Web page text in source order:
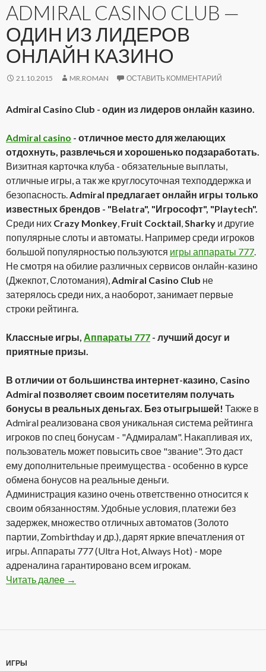
ADMIRAL CASINO CLUB —
ОДИН ИЗ ЛИДЕРОВ
ОНЛАЙН КАЗИНО
21.10.2015 MR.ROMAN ОСТАВИТЬ КОММЕНТАРИЙ
Admiral Casino Club - один из лидеров онлайн казино.
Admiral casino - отличное место для желающих
отдохнуть, развлечься и хорошенько подзаработать.
Визитная карточка клуба - обязательные выплаты,
отличные игры, а так же круглосуточная техподдержка и
безопасность.Admiral предлагает онлайн игры только
известных брендов - "Belatra", "Игрософт", "Playtech".
Среди них Crazy Monkey, Fruit Cocktail,Sharky и другие
популярные слоты и автоматы. Например среди игроков
большой популярностью пользуются игры аппараты 777.
Не смотря на обилие различных сервисов онлайн-казино
(Джекпот, Слотомания),Admiral Casino Club не
затерялось среди них, а наоборот, занимает первые
строки рейтинга.
Классные игры, Аппараты 777 - лучший досуг и
приятные призы.
В отличии от большинства интернет-казино, Casino
Admiral позволяет своим посетителям получать
бонусы в реальных деньгах. Без отыгрышей! Также в
Admiral реализована своя уникальная система рейтинга
игроков по спец бонусам - "Адмиралам". Накапливая их,
пользователь может повысить свое "звание". Это даст
ему дополнительные преимущества - особенно в курсе
обмена бонусов на реальные деньги.
Администрация казино очень ответственно относится к
своим обязанностям. Удобные условия, платежи без
задержек, множество отличных автоматов (Золото
партии, Zombirthday и др.), дарят яркие впечатления от
игры. Аппараты 777 (Ultra Hot, Always Hot) - море
адреналина гарантировано всем игрокам.
Читать далее Admiral Casino Club — один из лидеров
→
ИГРЫ